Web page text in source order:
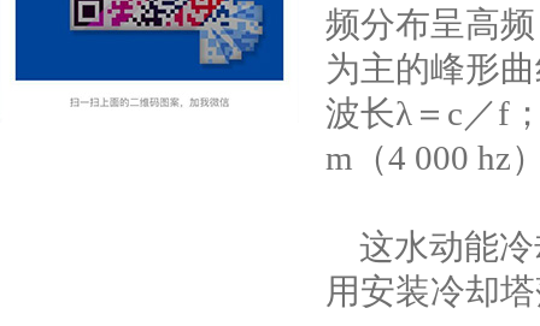
频分布呈高
为主的峰形
波长λ＝c／f
m（4 000 hz
这水动能冷
用安装冷却